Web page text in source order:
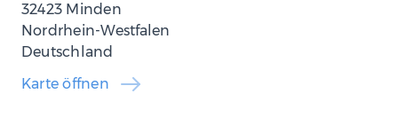
32423 Minden
Nordrhein-Westfalen
Deutschland
Karte öffnen